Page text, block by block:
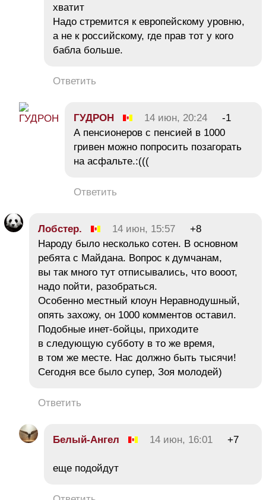
хватит
Надо стремится к европейскому уровню,
а не к российскому, где прав тот у кого
бабла больше.
Ответить
ГУДРОН 14 июн, 20:24
-1
А пенсионеров с пенсией в 1000
гривен можно попросить позагорать
на асфальте.:(((
Ответить
Лобстер. 14 июн, 15:57
+8
Народу было несколько сотен. В основном
ребята с Майдана. Вопрос к думчанам,
вы так много тут отписывались, что вооот,
надо пойти, разобраться.
Особенно местный клоун Неравнодушный,
опять захожу, он 1000 комментов оставил.
Подобные инет-бойцы, приходите
в следующую субботу в то же время,
в том же месте. Нас должно быть тысячи!
Сегодня все было супер, Зоя молодей)
Ответить
Белый-Ангел 14 июн, 16:01 +7
еще подойдут